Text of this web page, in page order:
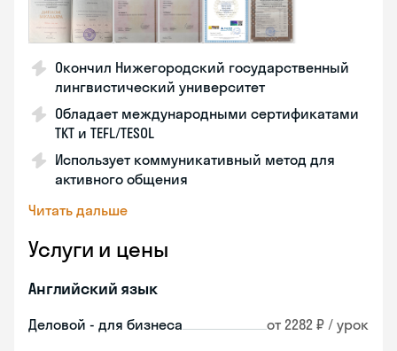
Окончил Нижегородский государственный
лингвистический университет
Обладает международными сертификатами
TKT и TEFL/TESOL
Использует коммуникативный метод для
активного общения
Читать дальше
Услуги и цены
Английский язык
Деловой - для бизнеса от 2282 ₽ / урок